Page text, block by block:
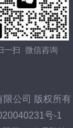
一扫 微信咨询
公司 版权所
号-1